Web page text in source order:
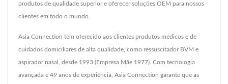
produtos de qualidade superior e oferecer soluções OEM para nossos
clientes em todo o mundo.
Asia Connection tem oferecido aos clientes produtos médicos e de
cuidados domiciliares de alta qualidade, como ressuscitador BVM e
aspirador nasal, desde 1993 (Empresa Mãe 1977). Com tecnologia
avançada e 49 anos de experiência, Asia Connection garante que as